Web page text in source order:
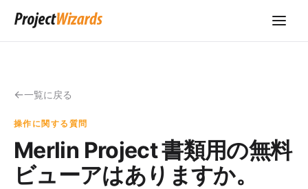
一覧に戻る
操作に関する質問
Merlin Project 書類用の無料
ビューアはありますか。